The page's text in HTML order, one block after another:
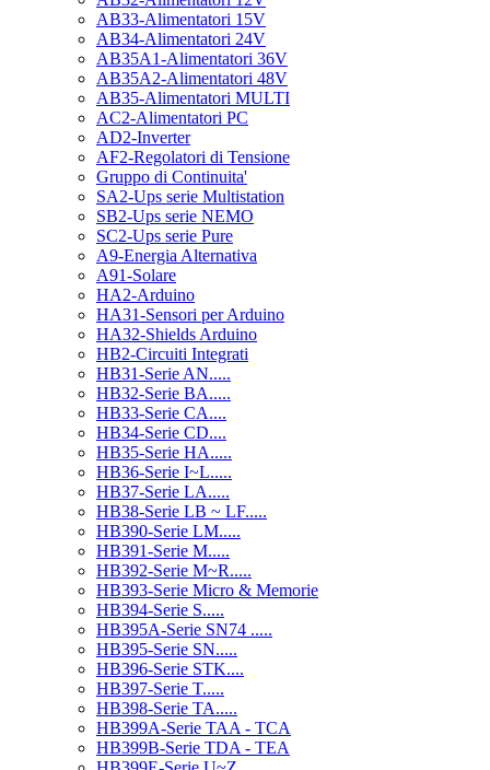
AB33-Alimentatori 15V
AB34-Alimentatori 24V
AB35A1-Alimentatori 36V
AB35A2-Alimentatori 48V
AB35-Alimentatori MULTI
AC2-Alimentatori PC
AD2-Inverter
AF2-Regolatori di Tensione
Gruppo di Continuita'
SA2-Ups serie Multistation
SB2-Ups serie NEMO
SC2-Ups serie Pure
A9-Energia Alternativa
A91-Solare
HA2-Arduino
HA31-Sensori per Arduino
HA32-Shields Arduino
HB2-Circuiti Integrati
HB31-Serie AN.....
HB32-Serie BA.....
HB33-Serie CA....
HB34-Serie CD....
HB35-Serie HA.....
HB36-Serie I~L.....
HB37-Serie LA.....
HB38-Serie LB ~ LF.....
HB390-Serie LM.....
HB391-Serie M.....
HB392-Serie M~R.....
HB393-Serie Micro & Memorie
HB394-Serie S.....
HB395A-Serie SN74 .....
HB395-Serie SN.....
HB396-Serie STK....
HB397-Serie T.....
HB398-Serie TA.....
HB399A-Serie TAA - TCA
HB399B-Serie TDA - TEA